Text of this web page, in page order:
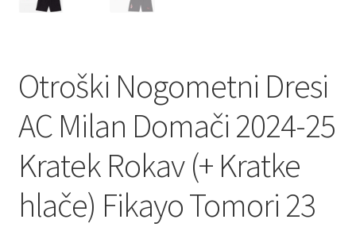
Otroški Nogometni Dresi
AC Milan Domači 2024-25
Kratek Rokav (+ Kratke
hlače) Fikayo Tomori 23